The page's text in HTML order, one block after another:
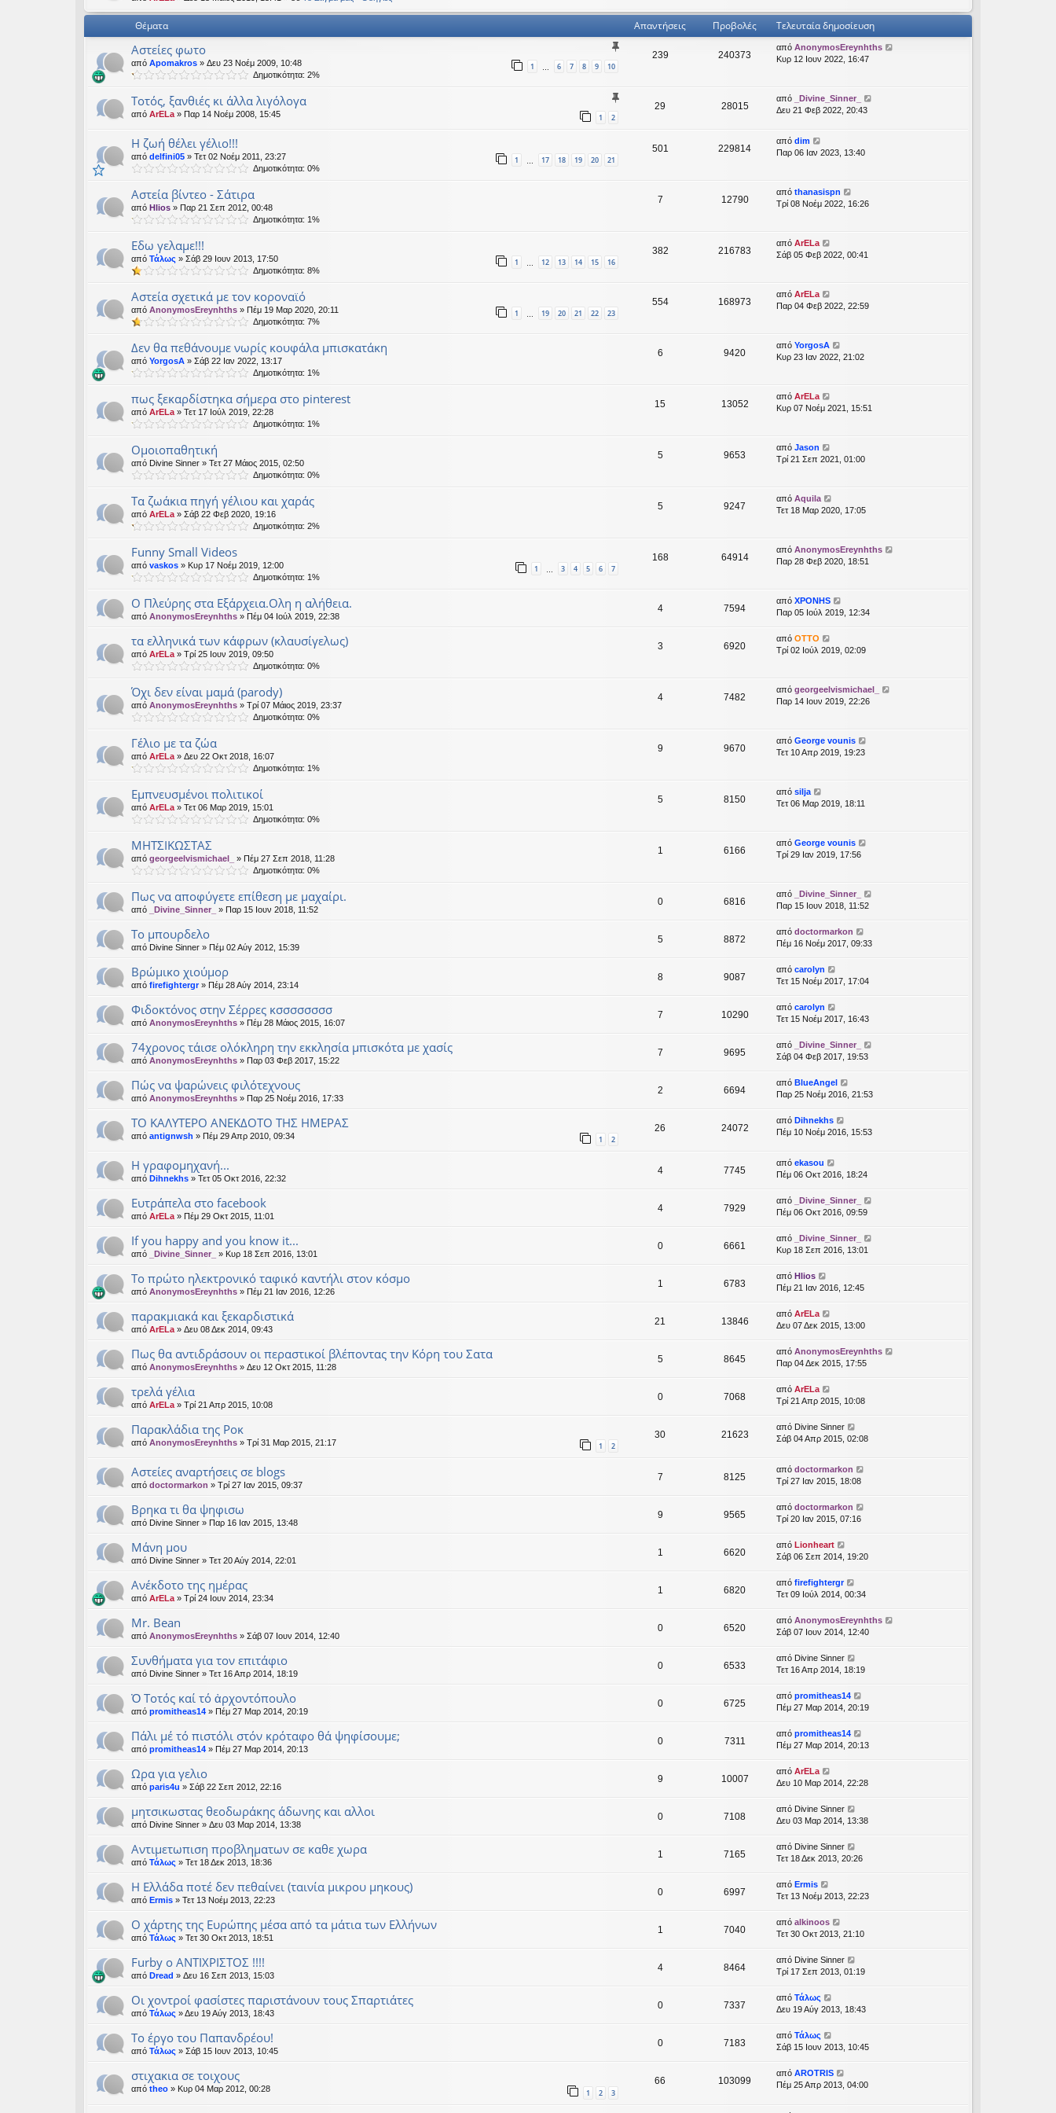
εις
Θέματα Απαντήσεις Προβολές Τελευταία δημοσίευση
Αστείες φωτο
από Apomakros » Δευ 23 Νοέμ 2009, 10:48 1 … 6 7 8 9 10
Δημοτικότητα: 2%
239 240373
από AnonymosEreynhths
Κυρ 12 Ιουν 2022, 16:47
Tοτός, ξανθιές κι άλλα λιγόλογα
από ArELa » Παρ 14 Νοέμ 2008, 15:45 1 2
29 28015
από
_Divine_Sinner_
Δευ 21 Φεβ 2022, 20:43
Η ζωή θέλει γέλιο!!!
από delfini05 » Τετ 02 Νοέμ 2011, 23:27 1 … 17 18 19 20 21
Δημοτικότητα: 0%
501 229814
από dim
Παρ 06 Ιαν 2023, 13:40
Αστεία βίντεο - Σάτιρα
από Hlios » Παρ 21 Σεπ 2012, 00:48
Δημοτικότητα: 1%
7 12790
από thanasispn
Τρί 08 Νοέμ 2022, 16:26
Εδω γελαμε!!!
από Τάλως » Σάβ 29 Ιουν 2013, 17:50 1 … 12 13 14 15 16
Δημοτικότητα: 8%
382 216783
από ArELa
Σάβ 05 Φεβ 2022, 00:41
Αστεία σχετικά με τον κοροναϊό
από AnonymosEreynhths » Πέμ 19 Μαρ 2020, 20:11 1 … 19 20 21 22 23
Δημοτικότητα: 7%
554 168973
από ArELa
Παρ 04 Φεβ 2022, 22:59
Δεν θα πεθάνουμε νωρίς κουφάλα μπισκατάκη
από YorgosA » Σάβ 22 Ιαν 2022, 13:17
Δημοτικότητα: 1%
6 9420
από YorgosA
Κυρ 23 Ιαν 2022, 21:02
πως ξεκαρδίστηκα σήμερα στο pinterest
από ArELa » Τετ 17 Ιούλ 2019, 22:28
Δημοτικότητα: 1%
15 13052
από ArELa
Κυρ 07 Νοέμ 2021, 15:51
Ομοιοπαθητική
από Divine Sinner » Τετ 27 Μάιος 2015, 02:50
Δημοτικότητα: 0%
5 9653
από Jason
Τρί 21 Σεπ 2021, 01:00
Τα ζωάκια πηγή γέλιου και χαράς
από ArELa » Σάβ 22 Φεβ 2020, 19:16
Δημοτικότητα: 2%
5 9247
από Aquila
Τετ 18 Μαρ 2020, 17:05
Funny Small Videos
από vaskos » Κυρ 17 Νοέμ 2019, 12:00 1 … 3 4 5 6 7
Δημοτικότητα: 1%
168 64914
από AnonymosEreynhths
Παρ 28 Φεβ 2020, 18:51
Ο Πλεύρης στα Εξάρχεια.Ολη η αλήθεια.
από AnonymosEreynhths » Πέμ 04 Ιούλ 2019, 22:38
4 7594
από XPONHS
Παρ 05 Ιούλ 2019, 12:34
τα ελληνικά των κάφρων (κλαυσίγελως)
από ArELa » Τρί 25 Ιουν 2019, 09:50
Δημοτικότητα: 0%
3 6920
από OTTO
Τρί 02 Ιούλ 2019, 02:09
Όχι δεν είναι μαμά (parody)
από AnonymosEreynhths » Τρί 07 Μάιος 2019, 23:37
Δημοτικότητα: 0%
4 7482
από georgeelvismichael_
Παρ 14 Ιουν 2019, 22:26
Γέλιο με τα ζώα
από ArELa » Δευ 22 Οκτ 2018, 16:07
Δημοτικότητα: 1%
9 9670
από George vounis
Τετ 10 Απρ 2019, 19:23
Εμπνευσμένοι πολιτικοί
από ArELa » Τετ 06 Μαρ 2019, 15:01
Δημοτικότητα: 0%
5 8150
από silja
Τετ 06 Μαρ 2019, 18:11
ΜΗΤΣΙΚΩΣΤΑΣ
από georgeelvismichael_
» Πέμ 27 Σεπ 2018, 11:28
Δημοτικότητα: 0%
1 6166
από George vounis
Τρί 29 Ιαν 2019, 17:56
Πως να αποφύγετε επίθεση με μαχαίρι.
από _Divine_Sinner_ » Παρ 15 Ιουν 2018, 11:52
0 6816
από
_Divine_Sinner_
Παρ 15 Ιουν 2018, 11:52
Το μπουρδελο
από Divine Sinner » Πέμ 02 Αύγ 2012, 15:39
5 8872
από doctormarkon
Πέμ 16 Νοέμ 2017, 09:33
Βρώμικο χιούμορ
από firefightergr» Πέμ 28 Αύγ 2014, 23:14
8 9087
από carolyn
Τετ 15 Νοέμ 2017, 17:04
Φιδοκτόνος στην Σέρρες κσσσσσσσσ
από AnonymosEreynhths » Πέμ 28 Μάιος 2015, 16:07
7 10290
από carolyn
Τετ 15 Νοέμ 2017, 16:43
74χρονος τάισε ολόκληρη την εκκλησία μπισκότα με χασίς
από AnonymosEreynhths » Παρ 03 Φεβ 2017, 15:22
7 9695
από
_Divine_Sinner_
Σάβ 04 Φεβ 2017, 19:53
Πώς να ψαρώνεις φιλότεχνους
από AnonymosEreynhths » Παρ 25 Νοέμ 2016, 17:33
2 6694
από BlueAngel
Παρ 25 Νοέμ 2016, 21:53
ΤΟ ΚΑΛΥΤΕΡΟ ΑΝΕΚΔΟΤΟ ΤΗΣ ΗΜΕΡΑΣ
από antignwsh » Πέμ 29 Απρ 2010, 09:34 1 2
26 24072
από Dihnekhs
Πέμ 10 Νοέμ 2016, 15:53
Η γραφομηχανή...
από Dihnekhs » Τετ 05 Οκτ 2016, 22:32
4 7745
από ekasou
Πέμ 06 Οκτ 2016, 18:24
Ευτράπελα στο facebook
από ArELa » Πέμ 29 Οκτ 2015, 11:01
4 7929
από
_Divine_Sinner_
Πέμ 06 Οκτ 2016, 09:59
If you happy and you know it...
από _Divine_Sinner_ » Κυρ 18 Σεπ 2016, 13:01
0 6661
από
_Divine_Sinner_
Κυρ 18 Σεπ 2016, 13:01
Το πρώτο ηλεκτρονικό ταφικό καντήλι στον κόσμο
από AnonymosEreynhths » Πέμ 21 Ιαν 2016, 12:26
1 6783
από Hlios
Πέμ 21 Ιαν 2016, 12:45
παρακμιακά και ξεκαρδιστικά
από ArELa » Δευ 08 Δεκ 2014, 09:43
21 13846
από ArELa
Δευ 07 Δεκ 2015, 13:00
Πως θα αντιδράσουν οι περαστικοί βλέποντας την Κόρη του Σατα
από AnonymosEreynhths » Δευ 12 Οκτ 2015, 11:28
5 8645
από AnonymosEreynhths
Παρ 04 Δεκ 2015, 17:55
τρελά γέλια
από ArELa » Τρί 21 Απρ 2015, 10:08
0 7068
από ArELa
Τρί 21 Απρ 2015, 10:08
Παρακλάδια της Ροκ
από AnonymosEreynhths » Τρί 31 Μαρ 2015, 21:17 1 2
30 21623
από Divine Sinner
Σάβ 04 Απρ 2015, 02:08
Αστείες αναρτήσεις σε blogs
από doctormarkon » Τρί 27 Ιαν 2015, 09:37
7 8125
από doctormarkon
Τρί 27 Ιαν 2015, 18:08
Βρηκα τι θα ψηφισω
από Divine Sinner » Παρ 16 Ιαν 2015, 13:48
9 9565
από doctormarkon
Τρί 20 Ιαν 2015, 07:16
Μάνη μου
από Divine Sinner » Τετ 20 Αύγ 2014, 22:01
1 6620
από Lionheart
Σάβ 06 Σεπ 2014, 19:20
Aνέκδοτο της ημέρας
από ArELa» Τρί 24 Ιουν 2014, 23:34
1 6820
από firefightergr
Τετ 09 Ιούλ 2014, 00:34
Mr. Bean
από AnonymosEreynhths » Σάβ 07 Ιουν 2014, 12:40
0 6520
από AnonymosEreynhths
Σάβ 07 Ιουν 2014, 12:40
Συνθήματα για τον επιτάφιο
από Divine Sinner » Τετ 16 Απρ 2014, 18:19
0 6533
από Divine Sinner
Τετ 16 Απρ 2014, 18:19
Ὀ Τοτός καί τό ἀρχοντόπουλο
από promitheas14 » Πέμ 27 Μαρ 2014, 20:19
0 6725
από promitheas14
Πέμ 27 Μαρ 2014, 20:19
Πάλι μέ τό πιστόλι στόν κρόταφο θά ψηφίσουμε;
από promitheas14 » Πέμ 27 Μαρ 2014, 20:13
0 7311
από promitheas14
Πέμ 27 Μαρ 2014, 20:13
Ωρα για γελιο
από paris4u » Σάβ 22 Σεπ 2012, 22:16
9 10007
από ArELa
Δευ 10 Μαρ 2014, 22:28
μητσικωστας θεοδωράκης άδωνης και αλλοι
από Divine Sinner » Δευ 03 Μαρ 2014, 13:38
0 7108
από Divine Sinner
Δευ 03 Μαρ 2014, 13:38
Αντιμετωπιση προβληματων σε καθε χωρα
από Τάλως » Τετ 18 Δεκ 2013, 18:36
1 7165
από Divine Sinner
Τετ 18 Δεκ 2013, 20:26
Η Ελλάδα ποτέ δεν πεθαίνει (ταινία μικρου μηκους)
από Ermis » Τετ 13 Νοέμ 2013, 22:23
0 6997
από Ermis
Τετ 13 Νοέμ 2013, 22:23
Ο χάρτης της Ευρώπης μέσα από τα μάτια των Ελλήνων
από Τάλως » Τετ 30 Οκτ 2013, 18:51
1 7040
από alkinoos
Τετ 30 Οκτ 2013, 21:10
Furby ο ΑΝΤΙΧΡΙΣΤΟΣ !!!!
από Dread » Δευ 16 Σεπ 2013, 15:03
4 8464
από Divine Sinner
Τρί 17 Σεπ 2013, 01:19
Οι χοντροί φασίστες παριστάνουν τους Σπαρτιάτες
από Τάλως » Δευ 19 Αύγ 2013, 18:43
0 7337
από Τάλως
Δευ 19 Αύγ 2013, 18:43
Το έργο του Παπανδρέου!
από Τάλως » Σάβ 15 Ιουν 2013, 10:45
0 7183
από Τάλως
Σάβ 15 Ιουν 2013, 10:45
στιχακια σε τοιχους
από theo » Κυρ 04 Μαρ 2012, 00:28 1 2 3
66 103099
από AROTRIS
Πέμ 25 Απρ 2013, 04:00